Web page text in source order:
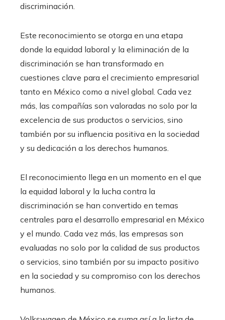
discriminación.
Este reconocimiento se otorga en una etapa
donde la equidad laboral y la eliminación de la
discriminación se han transformado en
cuestiones clave para el crecimiento empresarial
tanto en México como a nivel global. Cada vez
más, las compañías son valoradas no solo por la
excelencia de sus productos o servicios, sino
también por su influencia positiva en la sociedad
y su dedicación a los derechos humanos.
El reconocimiento llega en un momento en el que
la equidad laboral y la lucha contra la
discriminación se han convertido en temas
centrales para el desarrollo empresarial en México
y el mundo. Cada vez más, las empresas son
evaluadas no solo por la calidad de sus productos
o servicios, sino también por su impacto positivo
en la sociedad y su compromiso con los derechos
humanos.